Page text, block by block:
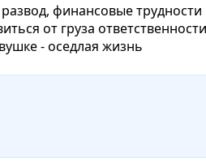
финансовые трудности
от груза ответственности
- оседлая жизнь